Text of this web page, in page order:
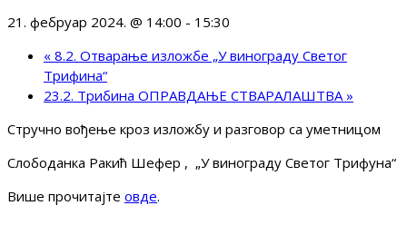
21. фебруар 2024. @ 14:00 - 15:30
« 8.2. Отварање изложбе „У винограду Светог
Трифина“
23.2. Трибина ОПРАВДАЊЕ СТВАРАЛАШТВА»
Стручно вођење кроз изложбу и разговор са уметницом
Слободанка Ракић Шефер , „У винограду Светог Трифуна“
Више прочитајте овде.